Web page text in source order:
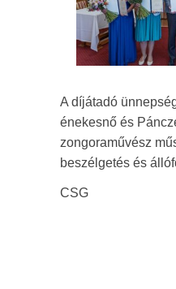
A díjátadó
énekesnő és
zongoraművész
beszélgetés és
CSG